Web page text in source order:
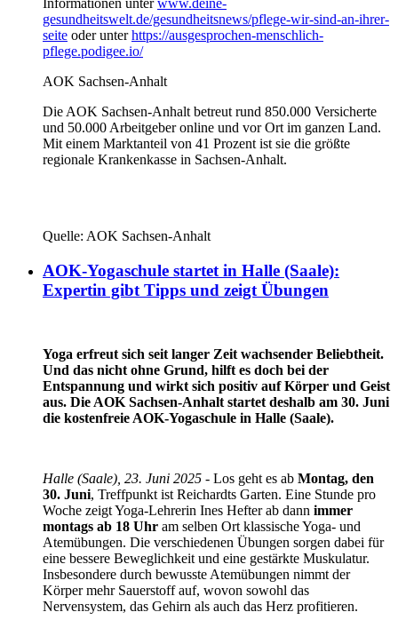
Informationen unterwww.deine-
gesundheitswelt.de/gesundheitsnews/pflege-wir-sind-an-ihrer-
seite oder unterhttps://ausgesprochen-menschlich-
pflege.podigee.io/
AOK Sachsen-Anhalt
Die AOK Sachsen-Anhalt betreut rund 850.000 Versicherte
und 50.000 Arbeitgeber online und vor Ort im ganzen Land.
Mit einem Marktanteil von 41 Prozent ist sie die größte
regionale Krankenkasse in Sachsen-Anhalt.
Quelle: AOK Sachsen-Anhalt
AOK-Yogaschule startet in Halle (Saale):
Expertin gibt Tipps und zeigt Übungen
Yoga erfreut sich seit langer Zeit wachsender Beliebtheit.
Und das nicht ohne Grund, hilft es doch bei der
Entspannung und wirkt sich positiv auf Körper und Geist
aus. Die AOK Sachsen-Anhalt startet deshalb am 30. Juni
die kostenfreie AOK-Yogaschule in Halle (Saale).
Halle (Saale), 23. Juni 2025 - Los geht es ab Montag, den
30. Juni, Treffpunkt ist Reichardts Garten. Eine Stunde pro
Woche zeigt Yoga-Lehrerin Ines Hefter ab dann immer
montags ab 18 Uhr am selben Ort klassische Yoga- und
Atemübungen. Die verschiedenen Übungen sorgen dabei für
eine bessere Beweglichkeit und eine gestärkte Muskulatur.
Insbesondere durch bewusste Atemübungen nimmt der
Körper mehr Sauerstoff auf, wovon sowohl das
Nervensystem, das Gehirn als auch das Herz profitieren.